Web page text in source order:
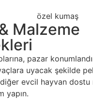
Malzeme
pazar
uyacak şekilde
evcil hayvan dostu
yapın.